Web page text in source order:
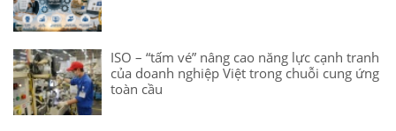
ISO – “tấm vé” nâng cao năng lực cạnh tranh
của doanh nghiệp Việt trong chuỗi cung ứng
toàn cầu